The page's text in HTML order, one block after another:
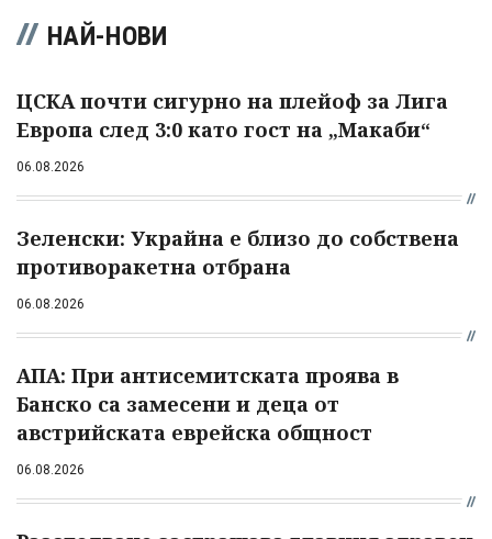
НАЙ-НОВИ
ЦСКА почти сигурно на плейоф за Лига
Европа след 3:0 като гост на „Макаби“
06.08.2026
Зеленски: Украйна е близо до собствена
противоракетна отбрана
06.08.2026
АПА: При антисемитската проява в
Банско са замесени и деца от
австрийската еврейска общност
06.08.2026